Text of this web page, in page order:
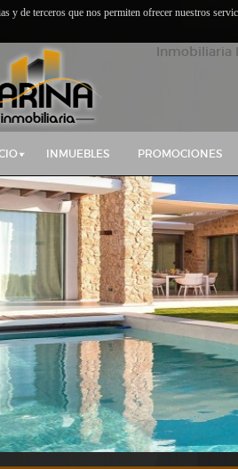
Inmobiliaria
INMUEBLES PROMOCIONES
y de terceros que nos permiten ofrecer nuestros